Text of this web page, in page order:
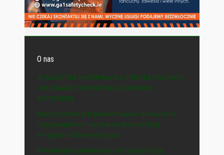
O nas
© WSZYSTKIE MATERIAŁY NA STRONIE WYDAWCY
„POLSKA-IE” CHRONIONE SĄ PRAWEM
AUTORSKIM.
Naszym celem jest prezentowanie spraw, które
mają bezpośredni wpływ na życie polskiej
emigracji na Zielonej Wyspie.
Prezentujemy informacje, które przybliżają